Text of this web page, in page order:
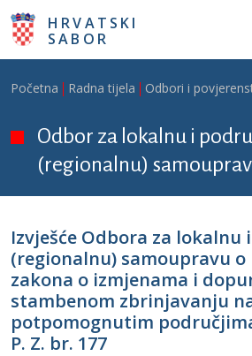
Skoči na glavni sadržaj
HRVATSKI
SABOR
Breadcrumb
Početna Radna tijela Odbori i
Odbor za lokalnu i
(regionalnu)
Izvješće Odbora za lokalnu
(regionalnu) samoupravu o
zakona o izmjenama i
stambenom zbrinjavanju
potpomognutim
P. Z. br. 177